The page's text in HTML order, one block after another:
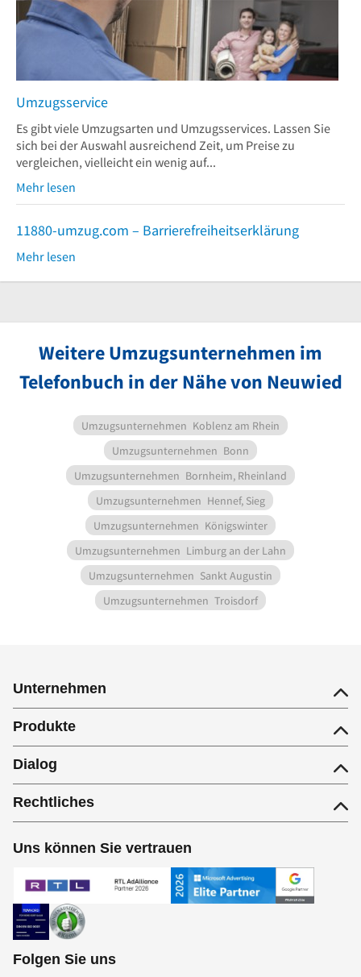
Umzugsservice
Es gibt viele Umzugsarten und Umzugsservices. Lassen Sie
sich bei der Auswahl ausreichend Zeit, um Preise zu
vergleichen, vielleicht ein wenig auf...
Mehr lesen
11880-umzug.com – Barrierefreiheitserklärung
Mehr lesen
Weitere Umzugsunternehmen im
Telefonbuch in der Nähe von Neuwied
Umzugsunternehmen Koblenz am Rhein
Umzugsunternehmen Bonn
Umzugsunternehmen Bornheim, Rheinland
Umzugsunternehmen Hennef, Sieg
Umzugsunternehmen Königswinter
Umzugsunternehmen Limburg an der Lahn
Umzugsunternehmen Sankt Augustin
Umzugsunternehmen Troisdorf
Unternehmen
Produkte
Dialog
Rechtliches
Uns können Sie vertrauen
Folgen Sie uns